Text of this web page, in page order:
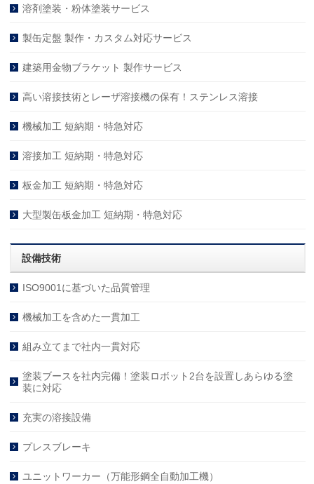
溶剤塗装・粉体塗装サービス
製缶定盤 製作・カスタム対応サービス
建築用金物ブラケット 製作サービス
高い溶接技術とレーザ溶接機の保有！ステンレス溶接
機械加工 短納期・特急対応
溶接加工 短納期・特急対応
板金加工 短納期・特急対応
大型製缶板金加工 短納期・特急対応
設備技術
ISO9001に基づいた品質管理
機械加工を含めた一貫加工
組み立てまで社内一貫対応
塗装ブースを社内完備！塗装ロボット2台を設置しあらゆる塗
装に対応
充実の溶接設備
プレスブレーキ
ユニットワーカー（万能形鋼全自動加工機）